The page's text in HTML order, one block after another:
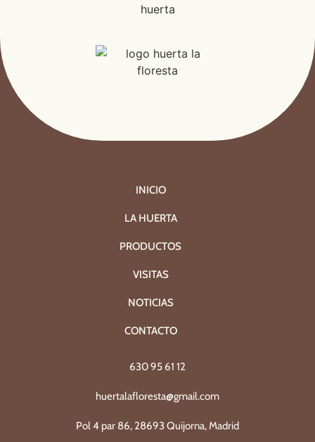
INICIO
LA HUERTA
PRODUCTOS
VISITAS
NOTICIAS
CONTACTO
630 95 61 12
huertalafloresta@gmail.com
Pol 4 par 86, 28693 Quijorna, Madrid